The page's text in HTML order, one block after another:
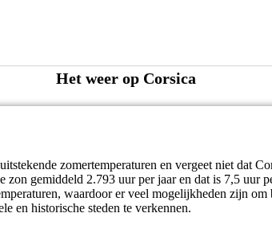
Het weer op Corsica
zomertemperaturen en vergeet niet dat
gemiddeld 2.793 uur per jaar en dat is 7,5 uur
waardoor er veel mogelijkheden zijn om
en historische steden te verkennen.